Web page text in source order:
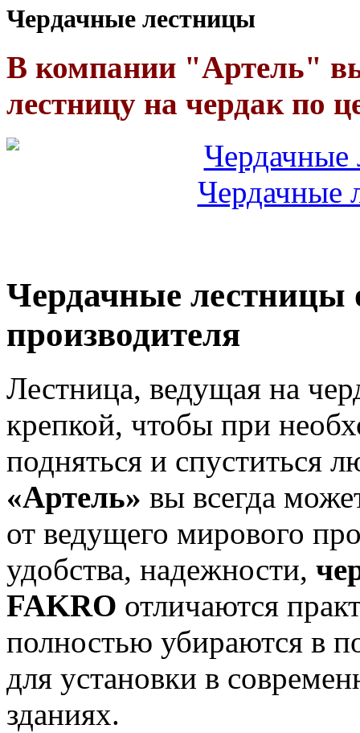
Чердачные лестницы
В компании "Артель"
лестницу на чердак по
Чердачные
Чердачные лестницы
производителя
Лестница, ведущая на
крепкой, чтобы при
подняться и спуститься
«Артель» вы всегда
от ведущего мирового
удобства, надежности,
FAKRO отличаются
полностью убираются в
для установки в
зданиях.